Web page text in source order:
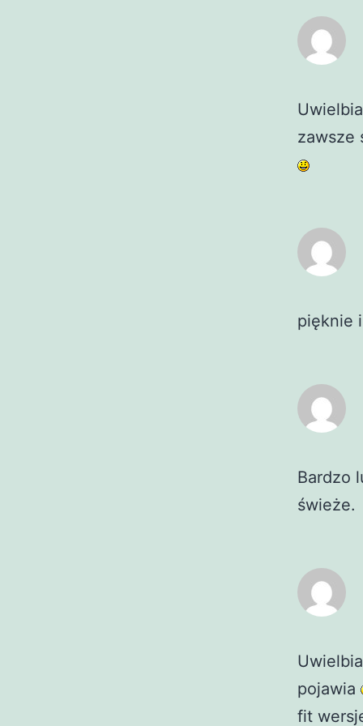
zawsze
pięknie
Bardzo
świeże.
pojawia
fit